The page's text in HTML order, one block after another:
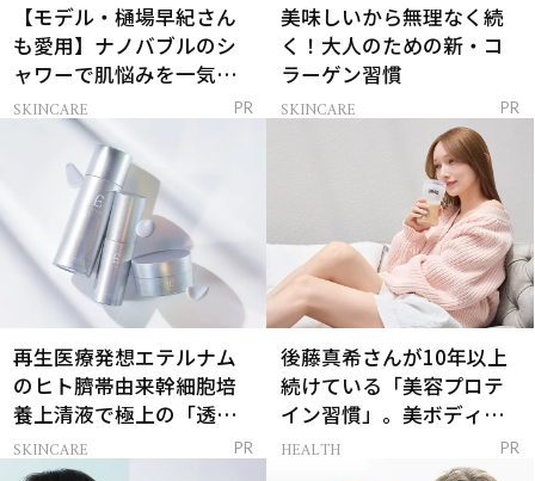
【モデル・樋場早紀さん
も愛用】ナノバブルのシ
ャワーで肌悩みを一気に
解決
SKINCARE PR
美味しいから無理なく続
く！大人のための新・コ
ラーゲン習慣
SKINCARE PR
再生医療発想エテルナム
のヒト臍帯由来幹細胞培
養上清液で極上の「透明
感ハリ肌」へ
SKINCARE PR
後藤真希さんが10年以上
続けている「美容プロテ
イン習慣」。美ボディを
支える朝ルーティンと
HEALTH PR